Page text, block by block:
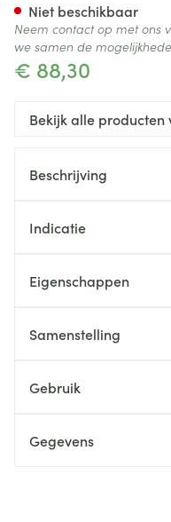
€ 88,30
Niet beschikbaar
Neem contact op met ons
we samen de
Bekijk alle producten
Beschrijving
Indicatie
Eigenschappen
Samenstelling
Gebruik
Gegevens